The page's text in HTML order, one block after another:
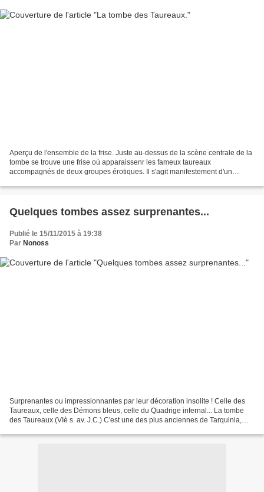
Aperçu de l'ensemble de la frise. Juste au-dessus de la scène centrale de la
tombe se trouve une frise où apparaissenr les fameux taureaux
accompagnés de deux groupes érotiques. Il s'agit manifestement d'un
Quelques tombes assez surprenantes...
Publié le 15/11/2015 à 19:38
Par Nonoss
Surprenantes ou impressionnantes par leur décoration insolite ! Celle des
Taureaux, celle des Démons bleus, celle du Quadrige infernal... La tombe
des Taureaux (VIè s. av. J.C.) C'est une des plus anciennes de Tarquinia,